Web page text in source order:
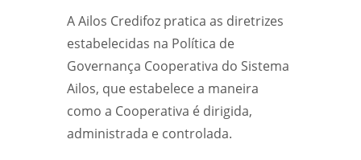
A Ailos Credifoz pratica as diretrizes
estabelecidas na Política de
Governança Cooperativa do Sistema
Ailos, que estabelece a maneira
como a Cooperativa é dirigida,
administrada e controlada.